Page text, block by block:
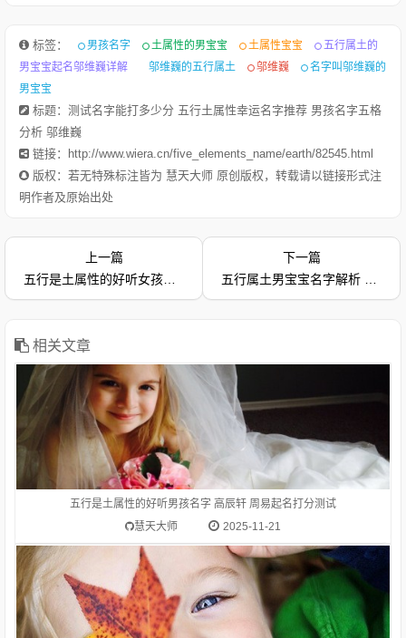
标签： 男孩名字 土属性的男宝宝 土属性宝宝
五行属土的
男宝宝起名邬维巍详解
邬维巍的五行属土 邬维巍
名字叫邬维巍的
男宝宝
标题：测试名字能打多少分 五行土属性幸运名字推荐 男孩名字五格
分析 邬维巍
链接：http://www.wiera.cn/five_elements_name/earth/82545.html
版权：若无特殊标注皆为 慧天大师 原创版权，转载请以链接形式注
明作者及原始出处
上一篇
五行是土属性的好听女孩名字 陆唯依 名字免费打分
下一篇
五行属土男宝宝名字解析 邢越翔 取名打分测试免费
相关文章
1.高辰轩-字典释意高,笔画数是 10高 读音是gāo,高gāo由下到上
距离大的，与“低”相对：高峰。高空。高踞。高原。高耸。高山
流水（喻知己、知音或乐曲高妙）。高屋建瓴（形容居高临下的
高考。在一般标准或平均程度之上：高质量。高消费。高价。
五行是土属性的好听男孩名字 高辰轩 周易起名打分测试
慧天大师
2025-11-21
1.高贻勇-字典释意高,笔画数是 10高 读音是gāo,高gāo由下到上
距离大的，与“低”相对：高峰。高空。高踞。高原。高耸。高山
流水（喻知己、知音或乐曲高妙）。高屋建瓴（形容居高临下的
形势）。高瞻远瞩。高度：他身高一米八。等级在上的：高级。
高考。在一般标准或平均程度之上：高质量。高消费。高价。
名字字五行属什么？含名字字的女宝宝起名推荐